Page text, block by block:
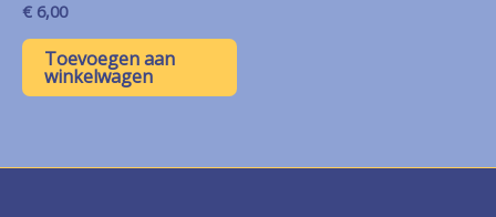
€ 6,00
Toevoegen aan
winkelwagen